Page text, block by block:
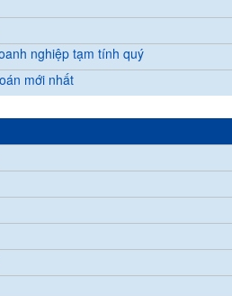
nghiệp tạm tính quý
mới nhất